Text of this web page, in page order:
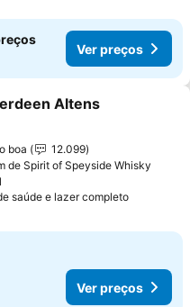
Ver preços
aos favoritos
Altens
boa
12.099
de Spirit of Speyside Whisky
saúde e lazer completoVer
Ver preços